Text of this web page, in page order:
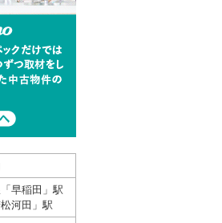
早稲田」駅
河田」駅